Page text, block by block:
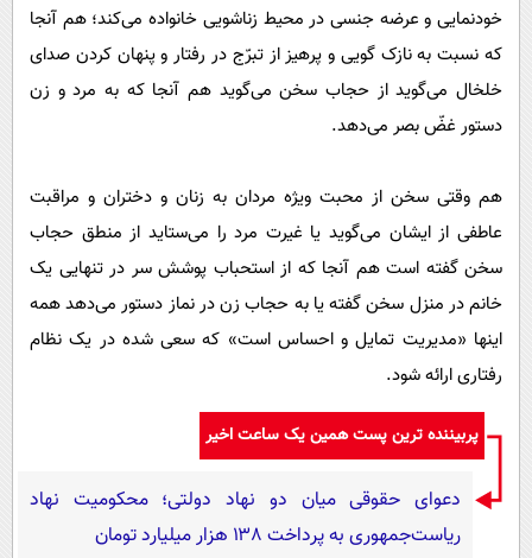
خودنمایی و عرضه جنسی در محیط زناشویی خانواده می‌کند؛ هم آنجا
که نسبت به نازک گویی و پرهیز از تبرّج در رفتار و پنهان کردن صدای
خلخال می‌گوید از حجاب سخن می‌گوید هم آنجا که به مرد و زن
دستور غضّ بصر می‌دهد.
هم وقتی سخن از محبت ویژه مردان به زنان و دختران و مراقبت
عاطفی از ایشان می‌گوید یا غیرت مرد را می‌ستاید از منطق حجاب
سخن گفته است هم آنجا که از استحباب پوشش سر در تنهایی یک
خانم در منزل سخن گفته یا به حجاب زن در نماز دستور می‌دهد همه
اینها «مدیریت تمایل و احساس است» که سعی شده در یک نظام
رفتاری ارائه شود.
پربیننده ترین پست همین یک ساعت اخیر
دعوای حقوقی میان دو نهاد دولتی؛ محکومیت نهاد
ریاست‌جمهوری به پرداخت ۱۳۸ هزار میلیارد تومان